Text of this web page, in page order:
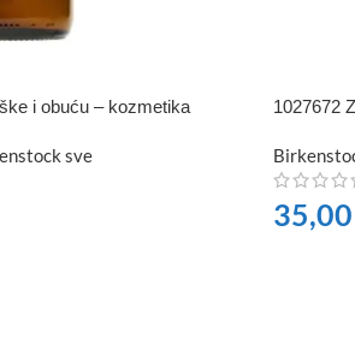
i obuću – kozmetika
sve
1027672